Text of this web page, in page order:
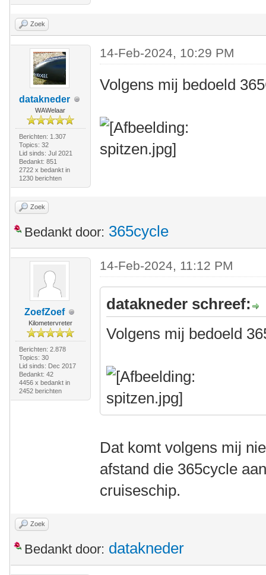
Zoek
datakneder
WAWelaar
Berichten: 1.307
Topics: 32
Lid sinds: Jul 2021
Bedankt: 851
2722 x bedankt in
1230 berichten
14-Feb-2024, 10:29 PM
Volgens mij bedoeld
Zoek
Bedankt door: 365cycle
ZoefZoef
Kilometervreter
Berichten: 2.878
Topics: 30
Lid sinds: Dec 2017
Bedankt: 42
4456 x bedankt in
2452 berichten
14-Feb-2024, 11:12 PM
datakneder schreef:
Volgens mij bedoeld
Dat komt volgens mij
afstand die 365cycle
cruiseschip.
Zoek
Bedankt door: datakneder